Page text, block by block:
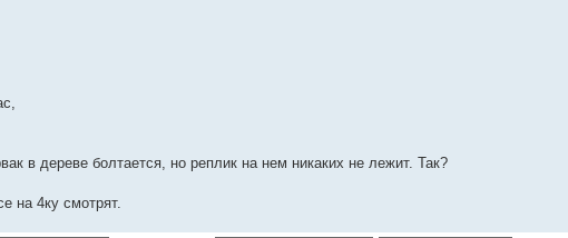
в дереве болтается, но реплик на нем никаких не лежит. Так?
на 4ку смотрят.